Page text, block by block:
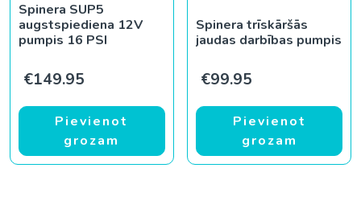
Spinera SUP5
augstspiediena 12V
pumpis 16 PSI
€149.95
Pievienot
grozam
Spinera trīskāršās
jaudas darbības pumpis
€99.95
Pievienot
grozam